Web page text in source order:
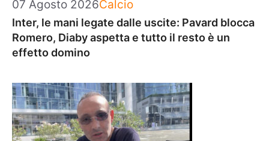
07 Agosto 2026Calcio
Inter, le mani legate dalle uscite: Pavard blocca
Romero, Diaby aspetta e tutto il resto è un
effetto domino